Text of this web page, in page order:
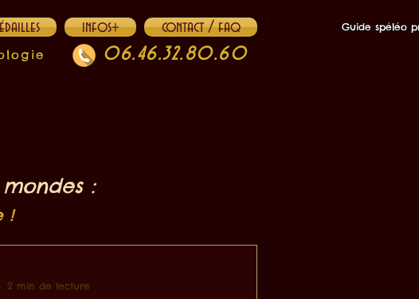
infos+ contact / faq
06.46.32.80.60
Guide spéléo
:
!
2 min de lecture